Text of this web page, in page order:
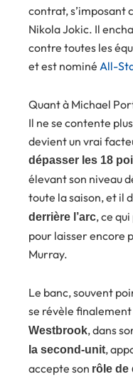
contrat, s’imposant
Nikola Jokic. Il
contre toutes les
et est nominé All-
Quant à Michael
Il ne se contente
devient un vrai
dépasser les 18
élevant son niveau
toute la saison, et il
derrière l’arc, ce
pour laisser encore
Murray.
Le banc, souvent
se révèle
Westbrook, dans
la second-unit,
accepte son rôle de